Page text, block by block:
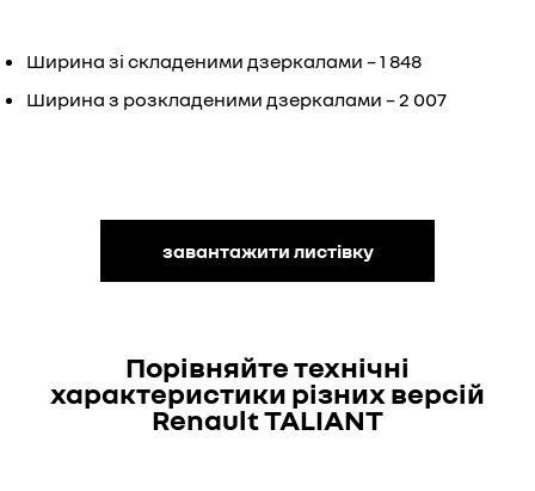
Ширина зі складеними дзеркалами – 1 848
Ширина з розкладеними дзеркалами – 2 007
завантажити листівку
Порівняйте технічні
характеристики різних версій
Renault TALIANT